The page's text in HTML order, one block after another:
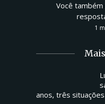
Você também
1
anos, três